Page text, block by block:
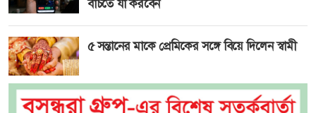
বাঁচতে যা করবেন
৫ সন্তানের মাকে প্রেমিকের সঙ্গে বিয়ে দিলেন স্বামী